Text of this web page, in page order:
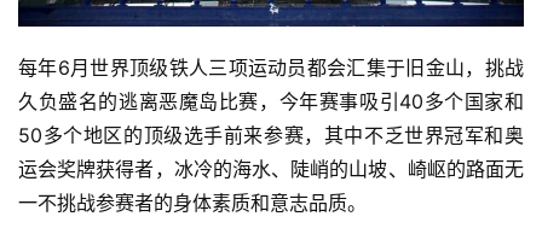
每年6月世界顶级铁人三项运动员都会汇集于旧金山，挑战
久负盛名的逃离恶魔岛比赛，今年赛事吸引40多个国家和
50多个地区的顶级选手前来参赛，其中不乏世界冠军和奥
运会奖牌获得者，冰冷的海水、陡峭的山坡、崎岖的路面无
一不挑战参赛者的身体素质和意志品质。